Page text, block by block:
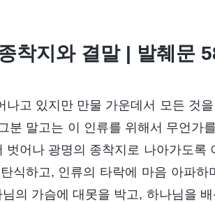
착지와 결말 | 발췌문
고 있지만 만물 가운데서 모든 것
분 말고는 이 인류를 위해서 무언가
벗어나 광명의 종착지로 나아가도록
식하고, 인류의 타락에 마음 아파하
의 가슴에 대못을 박고, 하나님을